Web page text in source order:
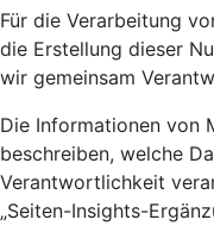
Für die Verarbeitung
die Erstellung dieser
wir gemeinsam
Die Informationen von
beschreiben, welche
Verantwortlichkeit
„Seiten-Insights-